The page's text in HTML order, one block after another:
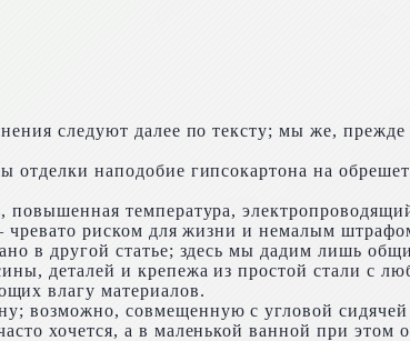
следуют далее по тексту; мы же,
отделки наподобие гипсокартона на
повышенная температура,
чревато риском для жизни и немалым
в другой статье; здесь мы дадим лишь
деталей и крепежа из простой стали с
влагу материалов.
возможно, совмещенную с угловой
хочется, а в маленькой ванной при этом